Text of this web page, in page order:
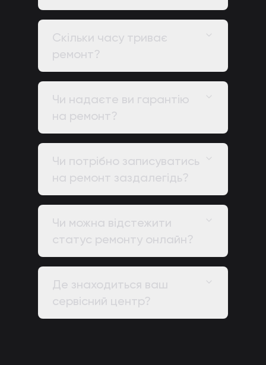
Скільки часу триває
ремонт?
Чи надаєте ви гарантію
на ремонт?
Чи потрібно записуватись
на ремонт заздалегідь?
Чи можна відстежити
статус ремонту онлайн?
Де знаходиться ваш
сервісний центр?